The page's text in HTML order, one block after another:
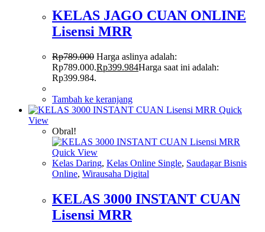
KELAS JAGO CUAN ONLINE
Lisensi MRR
Rp789.000 Harga aslinya adalah:
Rp789.000.Rp399.984Harga saat ini adalah:
Rp399.984.
Tambah ke keranjang
Quick
View
Obral!
Quick View
Kelas Daring, Kelas Online Single, Saudagar Bisnis
Online, Wirausaha Digital
KELAS 3000 INSTANT CUAN
Lisensi MRR